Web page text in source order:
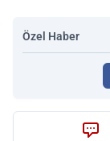
Özel Haber